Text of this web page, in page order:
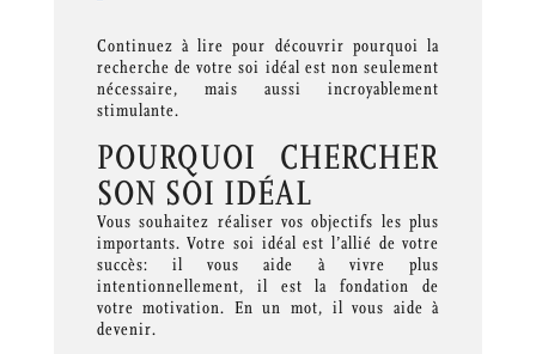
Continuez à lire pour découvrir pourquoi la
recherche de votre soi idéal est non seulement
nécessaire, mais aussi incroyablement
stimulante.
POURQUOI CHERCHER
SON SOI IDÉAL
Vous souhaitez réaliser vos objectifs les plus
importants. Votre soi idéal est l’allié de votre
succès: il vous aide à vivre plus
intentionnellement, il est la fondation de
votre motivation. En un mot, il vous aide à
devenir.